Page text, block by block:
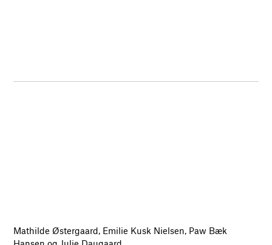
Mathilde Østergaard, Emilie Kusk Nielsen, Paw Bæk